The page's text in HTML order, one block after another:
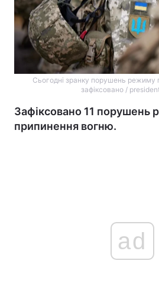
Сьогодні зранку порушень режиму
зафіксовано /
Зафіксовано 11 порушень
припинення вогню.
ad